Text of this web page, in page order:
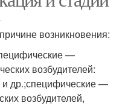
возникновения:
—
возбудителей:
и др.;специфические —
возбудителей,